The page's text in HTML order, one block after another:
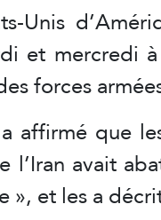
Unis
et mercredi
forces
affirmé que
l’Iran avait
», et les a